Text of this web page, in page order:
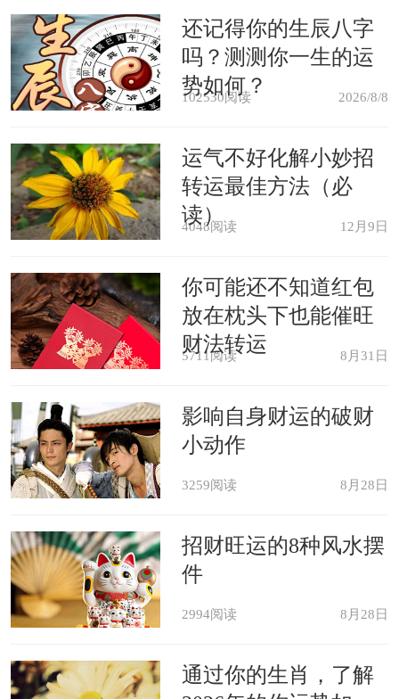
女人梦见生病会怀孕，怀孕和分娩
的痛苦就像一次疾病。
少女梦见生病会失恋，因为草率结
婚才是错的，失恋虽然痛苦，却往往更
加健康。
亭亭玉立的女子为妻。
梦见妻子生病，是不祥之兆，家里
女人梦见自己的丈夫病倒了，丈夫
会长寿。
梦见敌人卧床不起，会成为敌人的
阶下囚。
欢
还记得你的生辰八字
吗？测测你一生的运
势如何？
102530阅读 2026/8/8
运气不好化解小妙招
转运最佳方法（必
读）
4048阅读 12月9日
你可能还不知道红包
放在枕头下也能催旺
财法转运
5711阅读 8月31日
影响自身财运的破财
小动作
3259阅读 8月28日
招财旺运的8种风水摆
件
2994阅读 8月28日
通过你的生肖，了解